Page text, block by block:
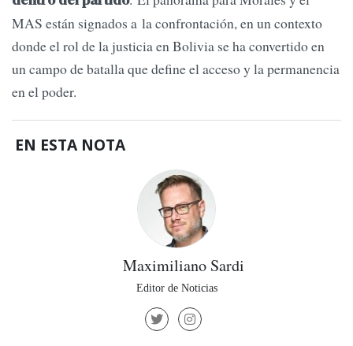
MAS están signados a la confrontación, en un contexto
donde el rol de la justicia en Bolivia se ha convertido en
un campo de batalla que define el acceso y la permanencia
en el poder.
EN ESTA NOTA
Maximiliano Sardi
Editor de Noticias